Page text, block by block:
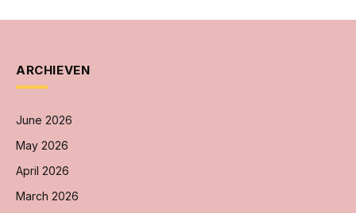
ARCHIEVEN
June 2026
May 2026
April 2026
March 2026